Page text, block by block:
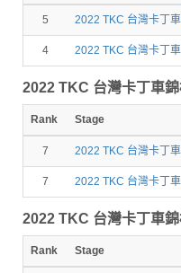
5 2022 TKC 台灣卡丁
4 2022 TKC 台灣卡丁
2022 TKC 台灣卡丁車
Rank Stage
7 2022 TKC 台灣卡丁
7 2022 TKC 台灣卡丁
2022 TKC 台灣卡丁車
Rank Stage